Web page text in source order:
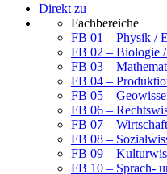
Direkt zu
Fachbereiche
FB 01 – Physik /
FB 02 – Biologie
FB 03 –
FB 04 –
FB 05 –
FB 06 –
FB 07 –
FB 08 –
FB 09 –
FB 10 – Sprach-